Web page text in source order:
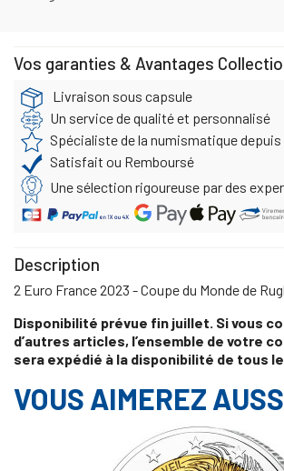
Vos garanties & Avantages
Livraison sous capsule
Un service de qualité et personnalisé
Spécialiste de la numismatique depuis
Satisfait ou Remboursé
Une sélection rigoureuse par des
Description
2 Euro France 2023 - Coupe du Monde de
Disponibilité prévue fin juillet. Si vous
d’autres articles, l’ensemble de votre
sera expédié à la disponibilité de tous
VOUS AIMEREZ